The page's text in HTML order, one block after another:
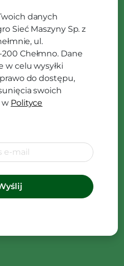
danych
Sieć Maszyny Sp. z
ul.
Chełmno. Dane
w celu wysyłki
do dostępu,
swoich
w Polityce